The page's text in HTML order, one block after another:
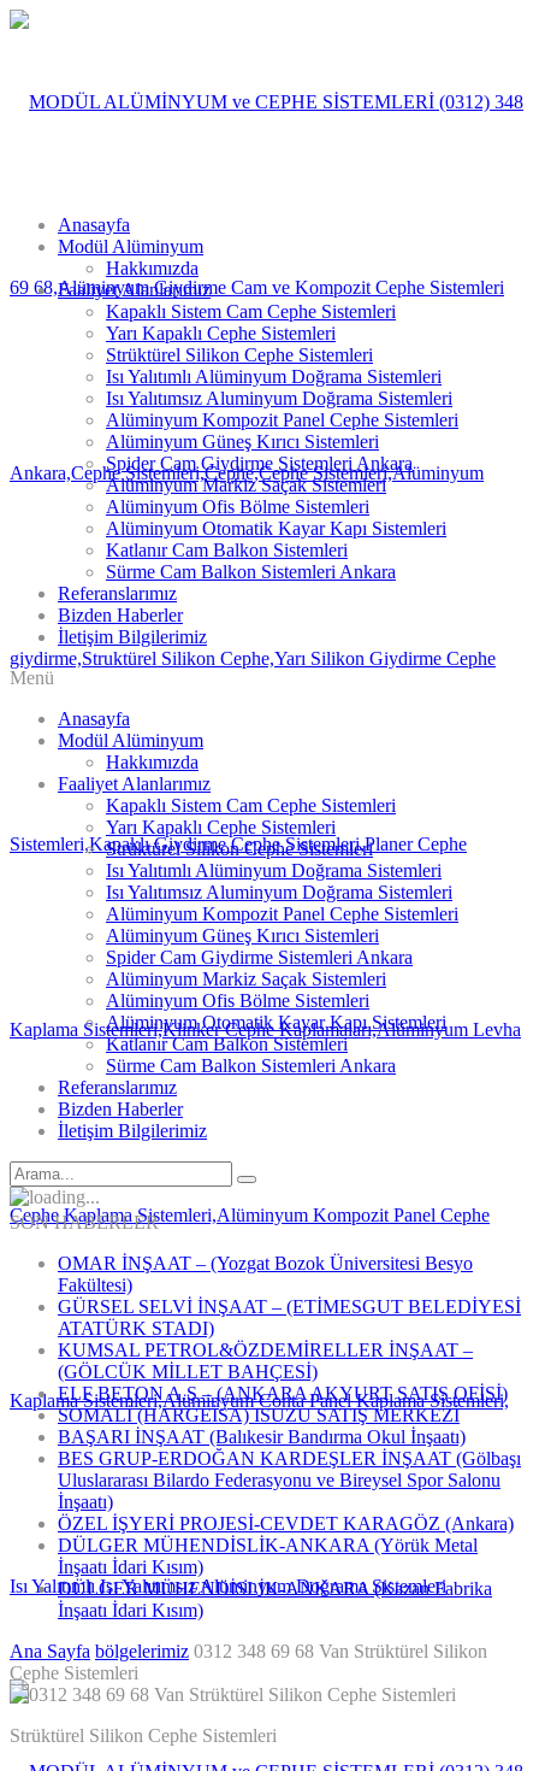
Anasayfa
Modül Alüminyum
Hakkımızda
Faaliyet Alanlarımız
Kapaklı Sistem Cam Cephe Sistemleri
Yarı Kapaklı Cephe Sistemleri
Strüktürel Silikon Cephe Sistemleri
Isı Yalıtımlı Alüminyum Doğrama Sistemleri
Isı Yalıtımsız Aluminyum Doğrama Sistemleri
Alüminyum Kompozit Panel Cephe Sistemleri
Alüminyum Güneş Kırıcı Sistemleri
Spider Cam Giydirme Sistemleri Ankara
Alüminyum Markiz Saçak Sistemleri
Alüminyum Ofis Bölme Sistemleri
Alüminyum Otomatik Kayar Kapı Sistemleri
Katlanır Cam Balkon Sistemleri
Sürme Cam Balkon Sistemleri Ankara
Referanslarımız
Bizden Haberler
İletişim Bilgilerimiz
Menü
Anasayfa
Modül Alüminyum
Hakkımızda
Faaliyet Alanlarımız
Kapaklı Sistem Cam Cephe Sistemleri
Yarı Kapaklı Cephe Sistemleri
Strüktürel Silikon Cephe Sistemleri
Isı Yalıtımlı Alüminyum Doğrama Sistemleri
Isı Yalıtımsız Aluminyum Doğrama Sistemleri
Alüminyum Kompozit Panel Cephe Sistemleri
Alüminyum Güneş Kırıcı Sistemleri
Spider Cam Giydirme Sistemleri Ankara
Alüminyum Markiz Saçak Sistemleri
Alüminyum Ofis Bölme Sistemleri
Alüminyum Otomatik Kayar Kapı Sistemleri
Katlanır Cam Balkon Sistemleri
Sürme Cam Balkon Sistemleri Ankara
Referanslarımız
Bizden Haberler
İletişim Bilgilerimiz
SON HABERLER
OMAR İNŞAAT – (Yozgat Bozok Üniversitesi Besyo
Fakültesi)
GÜRSEL SELVİ İNŞAAT – (ETİMESGUT BELEDİYESİ
ATATÜRK STADI)
KUMSAL PETROL&ÖZDEMİRELLER İNŞAAT –
(GÖLCÜK MİLLET BAHÇESİ)
ELF BETON A.Ş – (ANKARA AKYURT SATIŞ OFİSİ)
SOMALİ (HARGEİSA) ISUZU SATIŞ MERKEZİ
BAŞARI İNŞAAT (Balıkesir Bandırma Okul İnşaatı)
BES GRUP-ERDOĞAN KARDEŞLER İNŞAAT (Gölbaşı
Uluslararası Bilardo Federasyonu ve Bireysel Spor Salonu
İnşaatı)
ÖZEL İŞYERİ PROJESİ-CEVDET KARAGÖZ (Ankara)
DÜLGER MÜHENDİSLİK-ANKARA (Yörük Metal
İnşaatı İdari Kısım)
DÜLGER MÜHENDİSLİK-ANKARA (Kazan Fabrika
İnşaatı İdari Kısım)
Ana Sayfa bölgelerimiz 0312 348 69 68 Van Strüktürel Silikon
Cephe Sistemleri
Strüktürel Silikon Cephe Sistemleri